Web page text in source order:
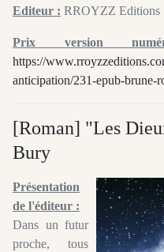
Editeur : RROYZZ Editions
Prix version
https://
anticipation/231-epub-brune-
[Roman] "Les
Bury
Présentation
de l'éditeur :
Dans un futur
proche, tous